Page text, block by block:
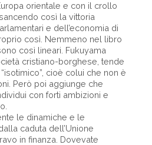
orientale e con il crollo
così la vittoria
e dell’economia di
così. Nemmeno nel libro
così lineari. Fukuyama
cristiano-borghese, tende
cioè colui che non è
Però poi aggiunge che
con forti ambizioni e
le dinamiche e le
caduta dell’Unione
in finanza. Dovevate